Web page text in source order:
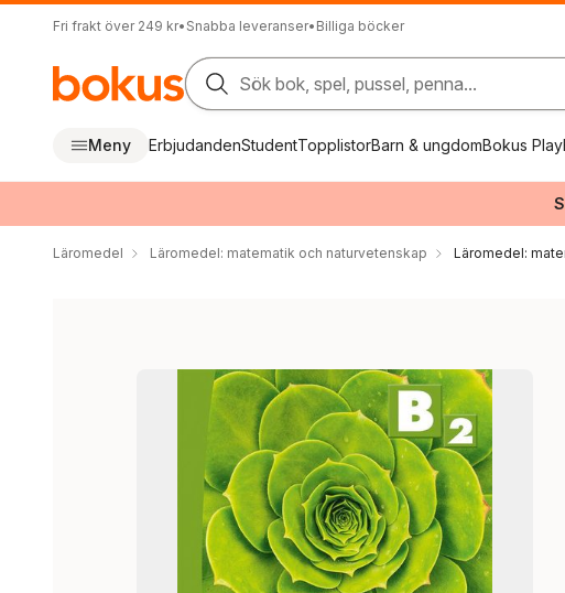
Fri frakt över 249 kr• Snabba leveranser• Billiga böcker
Sök bok, spel, pussel, penna...
Meny ErbjudandenStudentTopplistorBarn & ungdomBokus Play
Läromedel Läromedel: matematik och naturvetenskap Läromedel: